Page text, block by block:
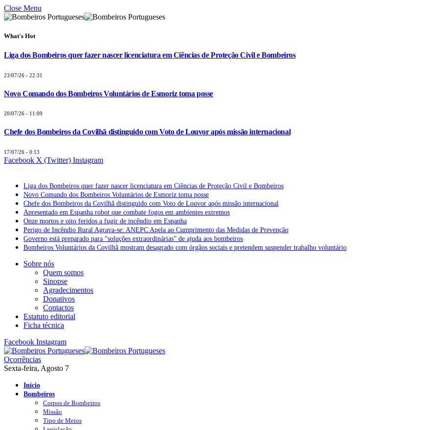
Close Menu
What's Hot
Liga dos Bombeiros quer fazer nascer licenciatura em Ciências de Proteção Civil e Bombeiros
23/07/26 - 22:31
Novo Comando dos Bombeiros Voluntários de Esmoriz toma posse
20/07/26 - 11:09
Chefe dos Bombeiros da Covilhã distinguido com Voto de Louvor após missão internacional
17/07/26 - 0:13
Facebook X (Twitter) Instagram
Liga dos Bombeiros quer fazer nascer licenciatura em Ciências de Proteção Civil e Bombeiros
Novo Comando dos Bombeiros Voluntários de Esmoriz toma posse
Chefe dos Bombeiros da Covilhã distinguido com Voto de Louvor após missão internacional
Apresentado em Espanha robot que combate fogos em ambientes extremos
Onze mortos e oito feridos a fugir de incêndio em Espanha
Perigo de Incêndio Rural Agrava-se: ANEPC Apela ao Cumprimento das Medidas de Prevenção
Governo está preparado para “soluções extraordinárias” de ajuda aos bombeiros
Bombeiros Voluntários da Covilhã mostram desagrado com órgãos sociais e pretendem suspender trabalho voluntário
Sobre nós
Quem somos
Sinopse
Agradecimentos
Donativos
Contactos
Estatuto editorial
Ficha técnica
Facebook Instagram
Ocorrências
Sexta-feira, Agosto 7
Início
Bombeiros
Corpos de Bombeiros
Missão
Tipo de Meios